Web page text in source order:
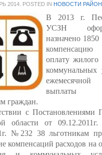
2014 . POSTED IN НОВОСТИ
В 2013 г.
УСЗН
назначено 1850
компенсацию
оплату
коммунальных
выплаты
граждан.
с Постановлениями
области от
№232 38 льготникам
компенсаций расходов на